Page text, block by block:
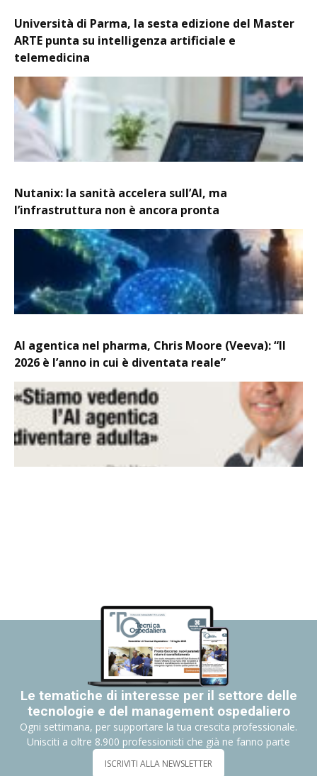
Università di Parma, la sesta edizione del Master
ARTE punta su intelligenza artificiale e
telemedicina
Nutanix: la sanità accelera sull’AI, ma
l’infrastruttura non è ancora pronta
AI agentica nel pharma, Chris Moore (Veeva): “Il
2026 è l’anno in cui è diventata reale”
Le tematiche di interesse per il settore delle
tecnologie e del management ospedaliero
Ogni settimana, per supportare la tua crescita professionale.
Unisciti a oltre 8.900 professionisti che già ne fanno parte
ISCRIVITI ALLA NEWSLETTER